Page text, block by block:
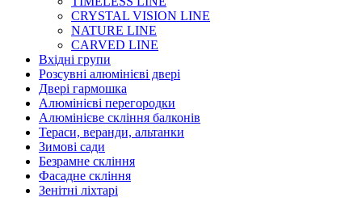
CRYSTAL VISION LINE
NATURE LINE
CARVED LINE
Вхідні групи
Розсувні алюмінієві двері
Двері гармошка
Алюмінієві перегородки
Алюмінієве скління балконів
Тераси, веранди, альтанки
Зимові сади
Безрамне скління
Фасадне скління
Зенітні ліхтарі